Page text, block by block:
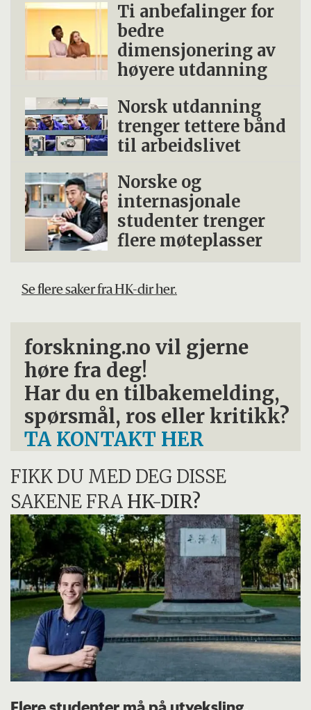
Ti anbefalinger for
bedre
dimensjonering av
høyere utdanning
Norsk utdanning
trenger tettere bånd
til arbeidslivet
Norske og
internasjonale
studenter trenger
flere møteplasser
Se flere saker fra HK-dir her.
forskning.no vil gjerne
høre fra deg!
Har du en tilbakemelding,
spørsmål, ros eller kritikk?
TA KONTAKT HER
FIKK DU MED DEG DISSE
SAKENE FRA HK-DIR?